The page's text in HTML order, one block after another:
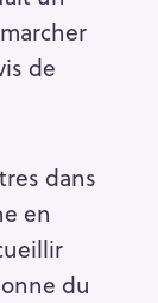
de
dans
en
du